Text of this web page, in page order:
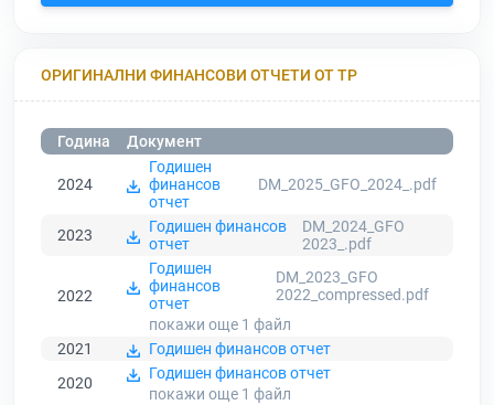
ОРИГИНАЛНИ ФИНАНСОВИ ОТЧЕТИ ОТ ТР
Година Документ
2024
Годишен
финансов
отчет
DM_2025_GFO_2024_.pdf
2023
Годишен финансов
отчет
DM_2024_GFO
2023_.pdf
2022
Годишен
финансов
отчет
DM_2023_GFO
2022_compressed.pdf
покажи още 1 файл
2021
Годишен финансов отчет
2020
Годишен финансов отчет
покажи още 1 файл